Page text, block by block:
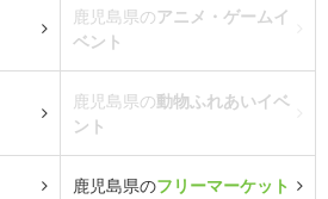
鹿児島県のアニメ・ゲームイ
ベント
鹿児島県の動物ふれあいイベ
ント
鹿児島県のフリーマーケット